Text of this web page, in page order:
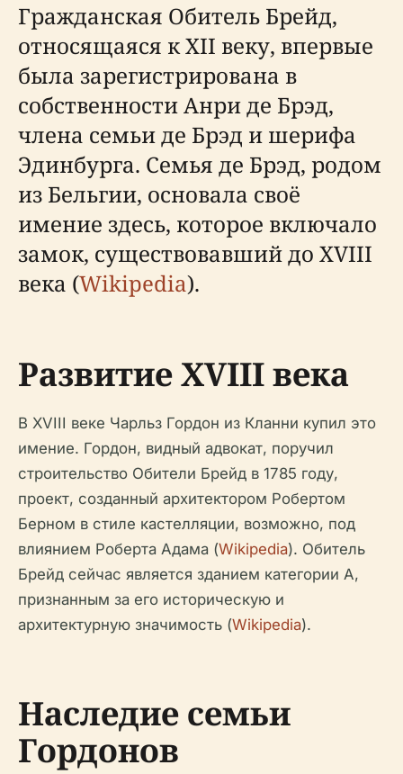
Гражданская Обитель Брейд,
относящаяся к XII веку, впервые
была зарегистрирована в
собственности Анри де Брэд,
члена семьи де Брэд и шерифа
Эдинбурга. Семья де Брэд, родом
из Бельгии, основала своё
имение здесь, которое включало
замок, существовавший до XVIII
века (Wikipedia).
Развитие XVIII века
В XVIII веке Чарльз Гордон из Кланни купил это
имение. Гордон, видный адвокат, поручил
строительство Обители Брейд в 1785 году,
проект, созданный архитектором Робертом
Берном в стиле кастелляции, возможно, под
влиянием Роберта Адама (Wikipedia). Обитель
Брейд сейчас является зданием категории A,
признанным за его историческую и
архитектурную значимость (Wikipedia).
Наследие семьи
Гордонов